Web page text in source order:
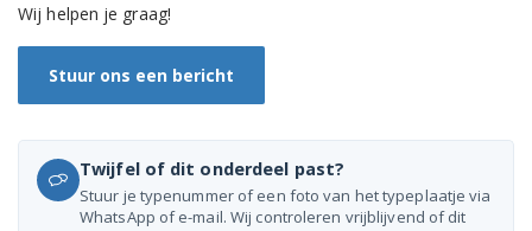
BAR14N 0132103062
BAR18CD 0132103076
BAR20ESE 0132103054
Wij helpen je graag!
Stuur ons een bericht
Twijfel of dit onderdeel past?
Stuur je typenummer of een foto van het typeplaatje via
WhatsApp of e-mail. Wij controleren vrijblijvend of dit